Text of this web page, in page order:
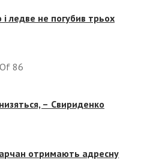
ледве не погубив трьох
Of 86
– Свириденко
отримають адресну